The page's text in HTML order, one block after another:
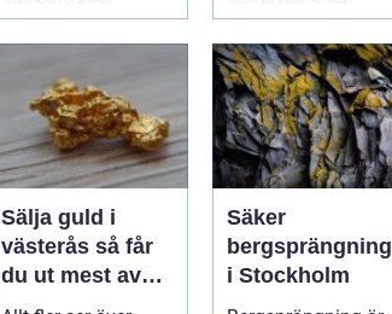
Sälja guld i
västerås så får
du ut mest av
dina smycken
Säker
bergsprängning
i Stockholm